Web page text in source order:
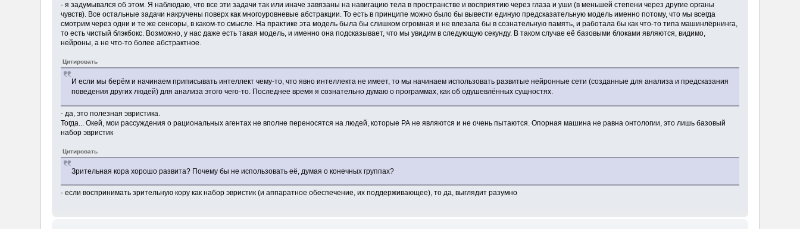
- я задумывался об этом. Я наблюдаю, что все эти задачи так или иначе завязаны на навигацию тела в пространстве и восприятию через глаза и уши (в меньшей степени через другие органы
чувств). Все остальные задачи накручены поверх как многоуровневые абстракции. То есть в принципе можно было бы вывести единую предсказательную модель именно потому, что мы всегда
смотрим через одни и те же сенсоры, в каком-то смысле. На практике эта модель была бы слишком огромная и не влезала бы в сознательную память, и работала бы как что-то типа машинлёрнинга,
то есть чистый блэкбокс. Возможно, у нас даже есть такая модель, и именно она подсказывает, что мы увидим в следующую секунду. В таком случае её базовыми блоками являются, видимо,
нейроны, а не что-то более абстрактное.
Цитировать
И если мы берём и начинаем приписывать интеллект чему-то, что явно интеллекта не имеет, то мы начинаем использовать развитые нейронные сети (созданные для анализа и предсказания
поведения других людей) для анализа этого чего-то. Последнее время я сознательно думаю о программах, как об одушевлённых сущностях.
- да, это полезная эвристика.
Тогда... Окей, мои рассуждения о рациональных агентах не вполне переносятся на людей, которые РА не являются и не очень пытаются. Опорная машина не равна онтологии, это лишь базовый
набор эвристик
Цитировать
Зрительная кора хорошо развита? Почему бы не использовать её, думая о конечных группах?
- если воспринимать зрительную кору как набор эвристик (и аппаратное обеспечение, их поддерживающее), то да, выглядит разумно